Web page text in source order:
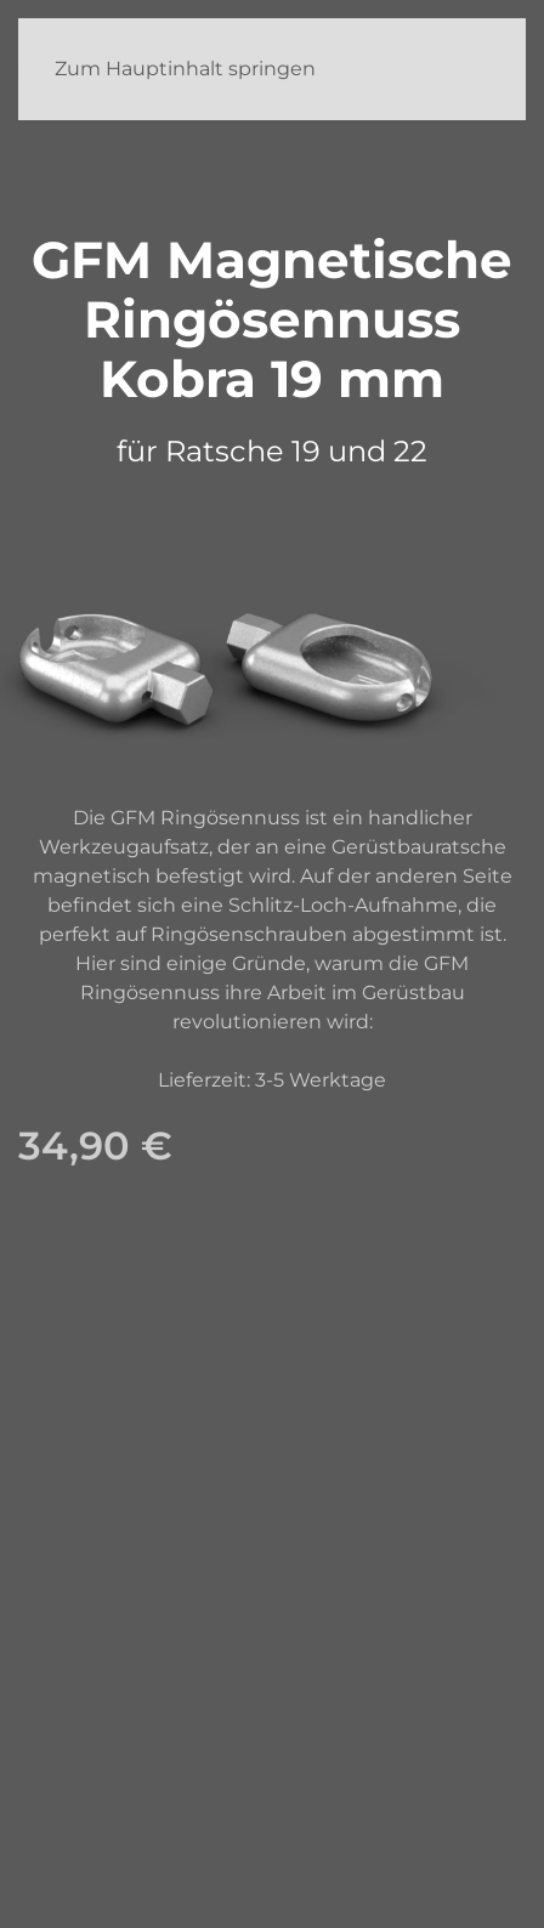
Zum Hauptinhalt springen
GFM Magnetische
Ringösennuss
Kobra 19 mm
für Ratsche 19 und 22
Die GFM Ringösennuss ist ein handlicher
Werkzeugaufsatz, der an eine Gerüstbauratsche
magnetisch befestigt wird. Auf der anderen Seite
befindet sich eine Schlitz-Loch-Aufnahme, die
perfekt auf Ringösenschrauben abgestimmt ist.
Hier sind einige Gründe, warum die GFM
Ringösennuss ihre Arbeit im Gerüstbau
revolutionieren wird:
Lieferzeit: 3-5 Werktage
34,90 €